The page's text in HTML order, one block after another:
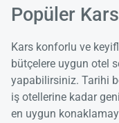
Popüler
Kars konforlu ve
bütçelere uygun otel
yapabilirsiniz. Tarihi
iş otellerine kadar
en uygun